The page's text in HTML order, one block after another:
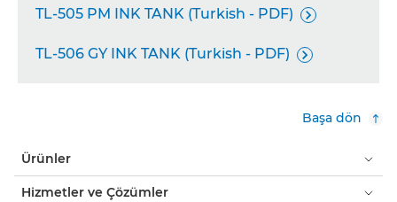
TL-505 PM INK TANK (Turkish - PDF) 
TL-506 GY INK TANK (Turkish - PDF) 
Başa dön
Ürünler
Hizmetler ve Çözümler